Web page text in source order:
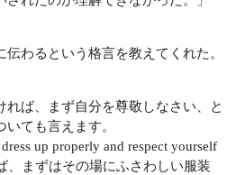
わるという格言を教えてくれた。
れば、まず自分を尊敬しなさい、と
いても言えます。
up properly and respect yourself
、まずはその場にふさわしい服装